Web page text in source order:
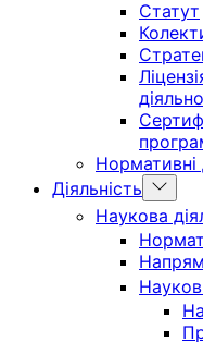
Статут
Діяльність
Show
sub
menu
Наукова